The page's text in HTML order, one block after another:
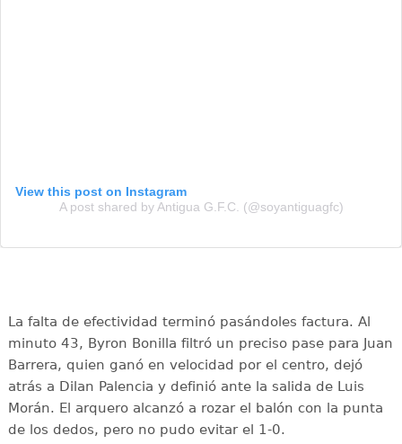
View this post on Instagram
A post shared by Antigua G.F.C. (@soyantiguagfc)
La falta de efectividad terminó pasándoles factura. Al
minuto 43, Byron Bonilla filtró un preciso pase para Juan
Barrera, quien ganó en velocidad por el centro, dejó
atrás a Dilan Palencia y definió ante la salida de Luis
Morán. El arquero alcanzó a rozar el balón con la punta
de los dedos, pero no pudo evitar el 1-0.